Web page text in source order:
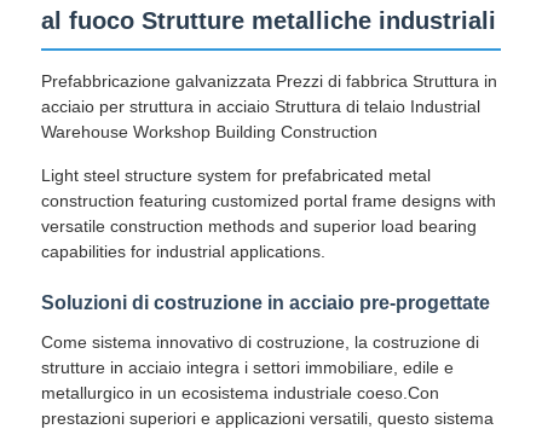
Casa
Prodotti
Chi siamo
Fatory Tour
Controllo di qualità
Contattaci
al fuoco Strutture metalliche industriali
Prefabbricazione galvanizzata Prezzi di fabbrica Struttura in
acciaio per struttura in acciaio Struttura di telaio Industrial
Warehouse Workshop Building Construction
Light steel structure system for prefabricated metal
construction featuring customized portal frame designs with
versatile construction methods and superior load bearing
capabilities for industrial applications.
Soluzioni di costruzione in acciaio pre-progettate
Come sistema innovativo di costruzione, la costruzione di
strutture in acciaio integra i settori immobiliare, edile e
metallurgico in un ecosistema industriale coeso.Con
prestazioni superiori e applicazioni versatili, questo sistema